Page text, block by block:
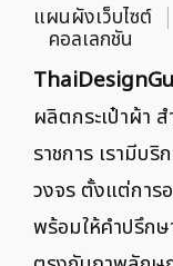
แผนผังเว็บไซต์
คอลเลกชัน
ผลิตกระเป๋าผ้า
ราชการ เรามีบ
วงจร ตั้งแต่การ
พร้อมให้คำปรึกษ